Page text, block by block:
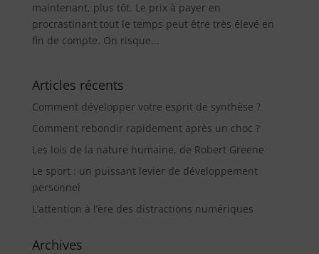
maintenant, plus tôt. Le prix à payer en
procrastinant tout le temps peut être très élevé en
fin de compte. On risque...
Articles récents
Comment développer votre esprit de synthèse ?
Comment rebondir rapidement après un choc ?
Les lois de la nature humaine, de Robert Greene
Le sport : un puissant levier de développement
personnel
L’attention à l’ère des distractions numériques
Archives